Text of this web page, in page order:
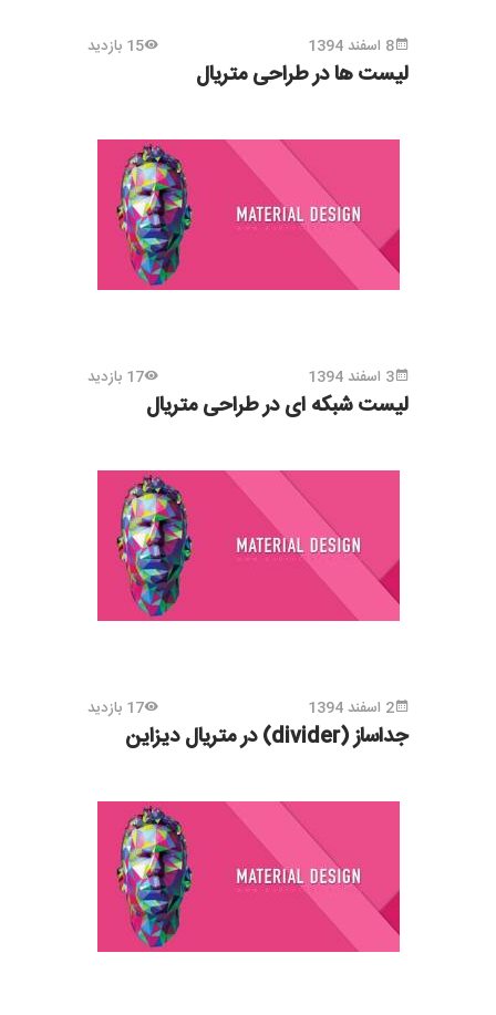
8 اسفند 1394 15 بازدید
لیست ها در طراحی متریال
3 اسفند 1394 17 بازدید
لیست شبکه ای در طراحی متریال
2 اسفند 1394 17 بازدید
جداساز (divider) در متریال دیزاین